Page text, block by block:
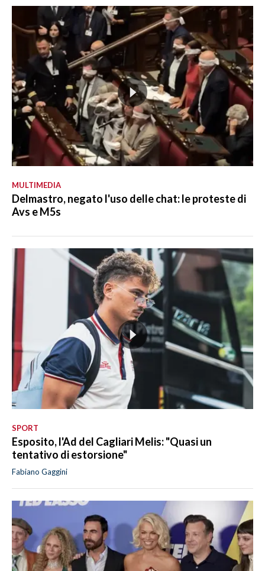
MULTIMEDIA
Delmastro, negato l'uso delle chat: le proteste di
Avs e M5s
SPORT
Esposito, l'Ad del Cagliari Melis: "Quasi un
tentativo di estorsione"
Fabiano Gaggini